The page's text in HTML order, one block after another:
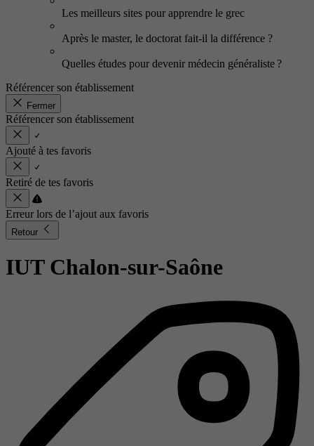
Les meilleurs sites pour apprendre le grec
Après le master, le doctorat fait-il la différence ?
Quelles études pour devenir médecin généraliste ?
Référencer son établissement
Fermer
Référencer son établissement
Ajouté à tes favoris
Retiré de tes favoris
Erreur lors de l’ajout aux favoris
Retour
IUT Chalon-sur-Saône